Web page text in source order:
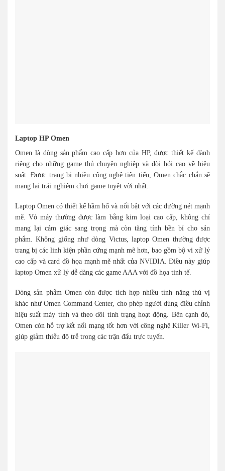
Laptop HP Omen
Omen là dòng sản phẩm cao cấp hơn của HP, được thiết kế dành
riêng cho những game thủ chuyên nghiệp và đòi hỏi cao về hiệu
suất. Được trang bị nhiều công nghệ tiên tiến, Omen chắc chắn sẽ
mang lại trải nghiệm chơi game tuyệt vời nhất.
Laptop Omen có thiết kế hầm hố và nổi bật với các đường nét mạnh
mẽ. Vỏ máy thường được làm bằng kim loại cao cấp, không chỉ
mang lại cảm giác sang trọng mà còn tăng tính bền bỉ cho sản
phẩm. Không giống như dòng Victus, laptop Omen thường được
trang bị các linh kiện phần cứng mạnh mẽ hơn, bao gồm bộ vi xử lý
cao cấp và card đồ họa mạnh mẽ nhất của NVIDIA. Điều này giúp
laptop Omen xử lý dễ dàng các game AAA với đồ họa tinh tế.
Dòng sản phẩm Omen còn được tích hợp nhiều tính năng thú vị
khác như Omen Command Center, cho phép người dùng điều chỉnh
hiệu suất máy tính và theo dõi tình trạng hoạt động. Bên cạnh đó,
Omen còn hỗ trợ kết nối mạng tốt hơn với công nghệ Killer Wi-Fi,
giúp giảm thiểu độ trễ trong các trận đấu trực tuyến.